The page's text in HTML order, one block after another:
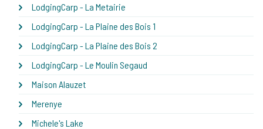
LodgingCarp - La Metairie
LodgingCarp - La Plaine des Bois 1
LodgingCarp - La Plaine des Bois 2
LodgingCarp - Le Moulin Segaud
Maison Alauzet
Merenye
Michele's Lake